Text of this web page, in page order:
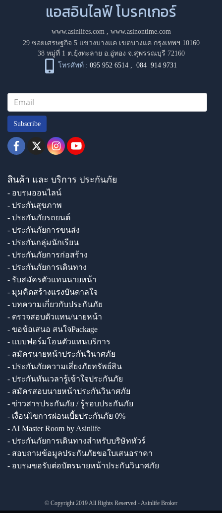
แอสอินไลฟ์ โบรคเกอร์
www.asinlifes.com, www.asinontime.com
29 ซอยเศรษฐกิจ 5 แขวงบางแค เขตบางแค กรุงเทพฯ 10160
38 หมู่ที่ 1 ต.ยุ้งทะลาย อ.อู่ทอง จ.สุพรรณบุรี 72160
โทรศัพท์ : 095 952 6514 ,084 914 9731
Subscribe
สินค้า และ บริการ ประกันภัย
- อบรมออนไลน์
- ประกันสุขภาพ
- ประกันภัยรถยนต์
- ประกันภัยการขนส่ง
- ประกันกลุ่มนักเรียน
- ประกันภัยการก่อสร้าง
- ประกันภัยการเดินทาง
- รับสมัครตัวแทนนายหน้า
- มุมคิดสร้างแรงบันดาลใจ
- บทความเกี่ยวกับประกันภัย
- ตรวจสอบตัวแทน/นายหน้า
- ขอข้อเสนอ สนใจPackage
- แบบฟอร์มโอนตัวแทนบริการ
- สมัครนายหน้าประกันวินาศภัย
- ประกันภัยความเสี่ยงภัยทรัพย์สิน
- ประกันทันเวลารู้เข้าใจประกันภัย
- สมัครสอบนายหน้าประกันวินาศภัย
- ข่าวสารประกันภัย / รู้รอบประกันภัย
- เงื่อนไขการผ่อนเบี้ยประกันภัย 0%
- AI Master Room by Asinlife
- ประกันภัยการเดินทางสำหรับบริษัททัวร์
- สอบถามข้อมูลประกันภัยขอใบเสนอราคา
- อบรมขอรับต่อบัตรนายหน้าประกันวินาศภัย
© Copyright 2019 All Rights Reserved - Asinlife Broker